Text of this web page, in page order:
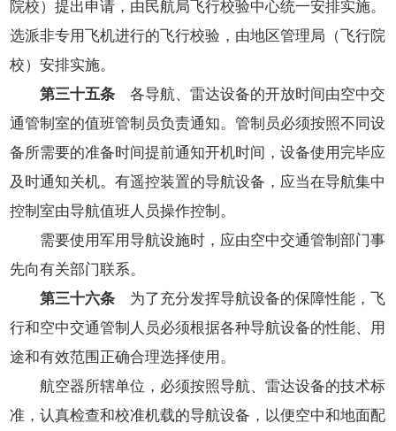
院校）提出申请，由民航局飞行校验中心统一安排实施。
选派非专用飞机进行的飞行校验，由地区管理局（飞行院
校）安排实施。
第三十五条各导航、雷达设备的开放时间由空中交
通管制室的值班管制员负责通知。管制员必须按照不同设
备所需要的准备时间提前通知开机时间，设备使用完毕应
及时通知关机。有遥控装置的导航设备，应当在导航集中
控制室由导航值班人员操作控制。
需要使用军用导航设施时，应由空中交通管制部门事
先向有关部门联系。
第三十六条 为了充分发挥导航设备的保障性能，飞
行和空中交通管制人员必须根据各种导航设备的性能、用
途和有效范围正确合理选择使用。
航空器所辖单位，必须按照导航、雷达设备的技术标
准，认真检查和校准机载的导航设备，以便空中和地面配